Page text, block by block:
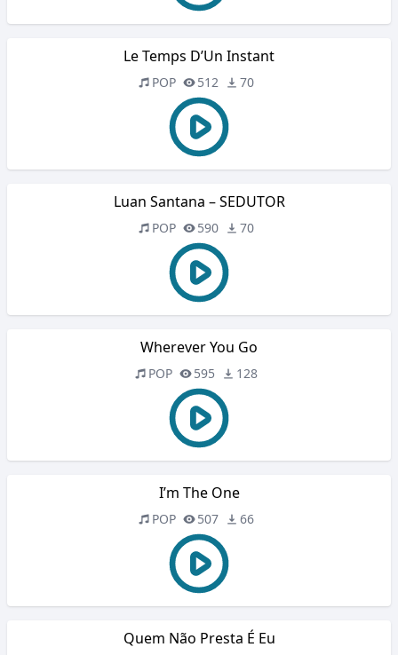
Le Temps D’Un Instant
POP 512 70
Luan Santana – SEDUTOR
POP 590 70
Wherever You Go
POP 595 128
I’m The One
POP 507 66
Quem Não Presta É Eu